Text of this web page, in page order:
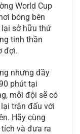
World Cup
bóng bên
lại sở hữu thứ
tinh thần
đợi.
nhưng đầy
phút tại
mỗi đội sẽ có
trận đấu với
Hãy cùng
tích và đưa ra